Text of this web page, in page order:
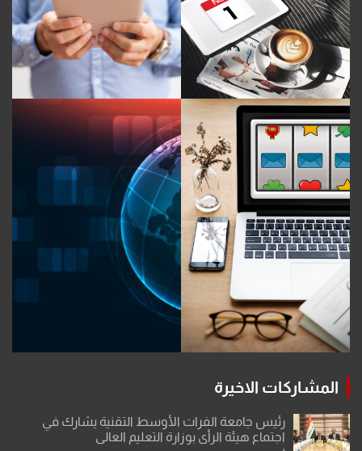
المشاركات الاخيرة
رئيس جامعة الفرات الأوسط التقنية يشارك في
اجتماع هيئة الرأي بوزارة التعليم العالي